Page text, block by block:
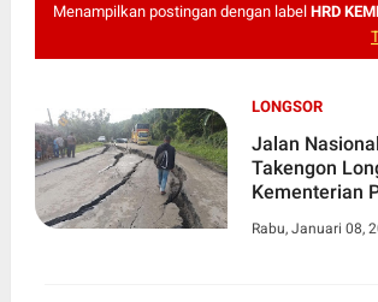
Menampilkan postingan dengan label HRD
LONGSOR
Jalan
Takengon
Kementerian
Rabu, Januari 08,